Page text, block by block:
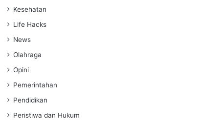
Kesehatan
Life Hacks
News
Olahraga
Opini
Pemerintahan
Pendidikan
Peristiwa dan Hukum